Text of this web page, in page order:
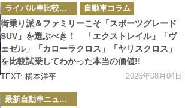
カ
テ
ゴ
リ
ー
ライバル車比較テスト 自動車コラム
街乗り派＆ファミリーこそ「スポーツグレード
SUV」を選ぶべき！ 「エクストレイル」「ヴ
ェゼル」「カローラクロス」「ヤリスクロス」
を比較試乗してわかった本当の価値!!
TEXT: 橋本洋平 2026年08月04日
カ
テ
最新自動車ニュース